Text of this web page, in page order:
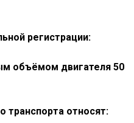
регистрации:
объёмом двигателя 50
транспорта относят: